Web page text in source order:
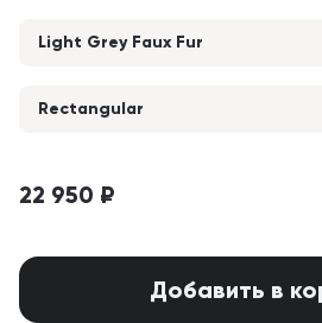
Light Grey Faux Fur
Rectangular
22 950 ₽
Добавить в